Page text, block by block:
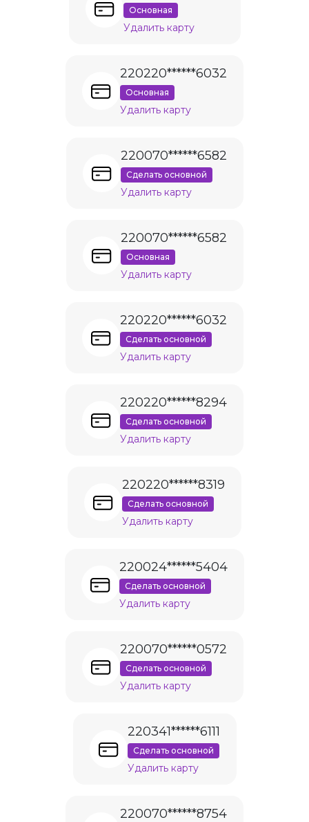
Основная
Удалить карту
220220******6032
Основная
Удалить карту
220070******6582
Сделать основной
Удалить карту
220070******6582
Основная
Удалить карту
220220******6032
Сделать основной
Удалить карту
220220******8294
Сделать основной
Удалить карту
220220******8319
Сделать основной
Удалить карту
220024******5404
Сделать основной
Удалить карту
220070******0572
Сделать основной
Удалить карту
220341******6111
Сделать основной
Удалить карту
220070******8754